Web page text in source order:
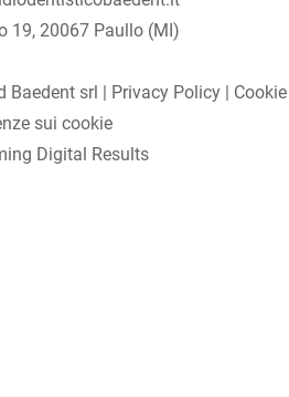
19, 20067 Paullo (MI)
Baedent srl | Privacy Policy | Cookie
sui cookie
Digital Results